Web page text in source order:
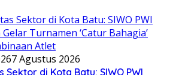
7 Agustus 2026
Sektor di Kota Batu: SIWO PWI